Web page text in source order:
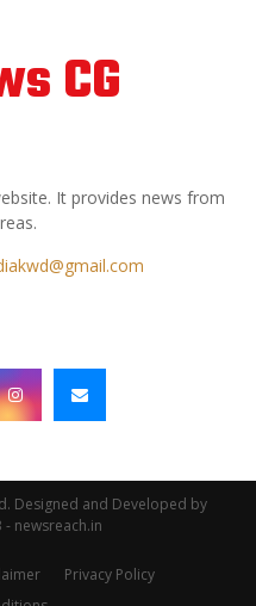
CG
It provides news from
Designed and Developed by
- newsreach.in
Privacy Policy